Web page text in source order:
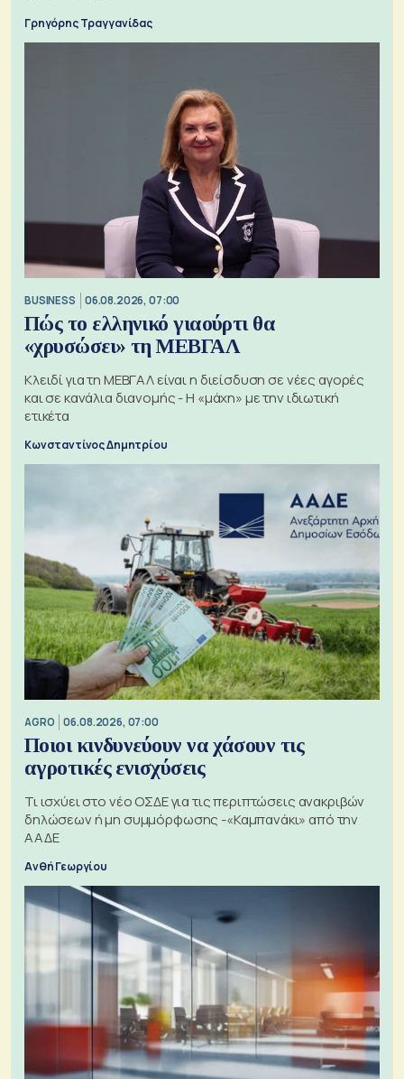
Γρηγόρης Τραγγανίδας
BUSINESS 06.08.2026, 07:00
Πώς το ελληνικό γιαούρτι θα
«χρυσώσει» τη ΜΕΒΓΑΛ
Κλειδί για τη ΜΕΒΓΑΛ είναι η διείσδυση σε νέες αγορές
και σε κανάλια διανομής - Η «μάχη» με την ιδιωτική
ετικέτα
Κωνσταντίνος Δημητρίου
AGRO 06.08.2026, 07:00
Ποιοι κινδυνεύουν να χάσουν τις
αγροτικές ενισχύσεις
Τι ισχύει στο νέο ΟΣΔΕ για τις περιπτώσεις ανακριβών
δηλώσεων ή μη συμμόρφωσης -«Καμπανάκι» από την
ΑΑΔΕ
Ανθή Γεωργίου